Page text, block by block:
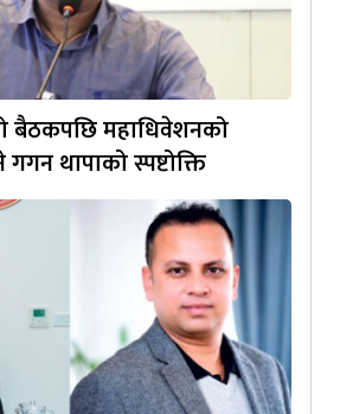
बैठकपछि महाधिवेशनको
गगन थापाको स्पष्टोक्ति